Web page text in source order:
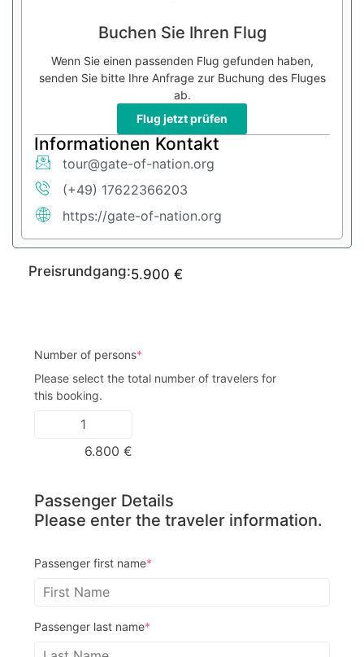
Buchen Sie Ihren Flug
Wenn Sie einen passenden Flug gefunden haben,
senden Sie bitte Ihre Anfrage zur Buchung des Fluges
ab.
Flug jetzt prüfen
Informationen Kontakt
tour@gate-of-nation.org
(+49) 17622366203
https://gate-of-nation.org
Preisrundgang:5.900 €
Number of persons*
Please select the total number of travelers for
this booking.
6.800€
Passenger Details
Please enter the traveler information.
Passenger first name*
Passenger last name*